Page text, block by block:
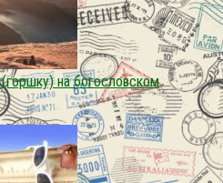
на богословском